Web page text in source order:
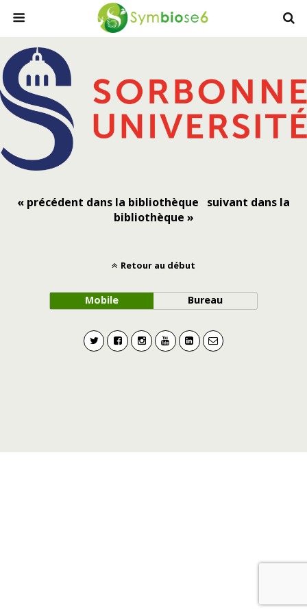
« précédent dans la bibliothèque
suivant dans la
bibliothèque »
Retour au début
Mobile Bureau